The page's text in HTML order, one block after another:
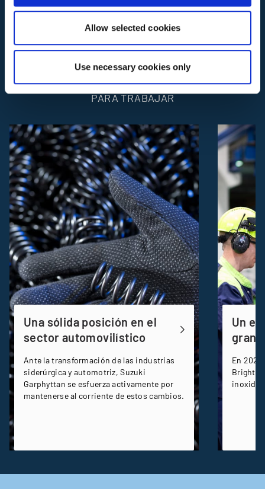
Allow selected cookies
Use necessary cookies only
Explorar otros temas del
informe
CRECIMIENTO Y DIVERSIFICACIÓN -
SOSTENIBILIDAD - UN GRAN LUGAR
PARA TRABAJAR
Una sólida posición en el
sector automovilístico
Ante la transformación de las industrias
siderúrgica y automotriz, Suzuki
Garphyttan se esfuerza activamente por
mantenerse al corriente de estos cambios.
Un
gran
En
Bright,